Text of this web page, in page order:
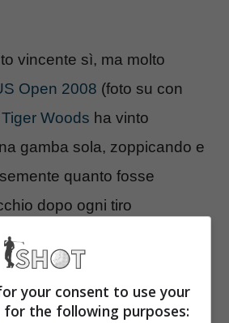
vincente sì, ma molto
Open 2008 (foto su con
Tiger Woods ha vinto
gamba sola, zoppicando e
quanto fosse
dopo ogni tiro
quanto riguarda la torsione
Ora dovrà
il 2008 finisce a Giugno.
your consent to use your
for the following purposes: